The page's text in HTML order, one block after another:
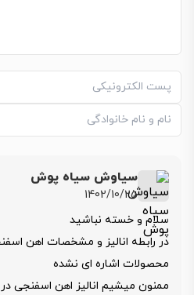
سیاوش سیاه پوش
1402/10/25
سلام و خسته نباشید
در رابطه انالیز و مشخصات اهن
محصولات اشاره ای نشده
ممنون میشیم انالیز اهن اسفنجی